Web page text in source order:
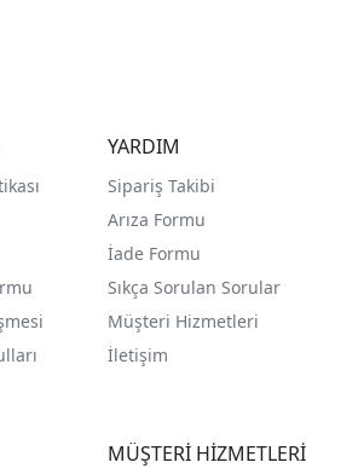
YARDIM
Sipariş Takibi
Arıza Formu
İade Formu
Sıkça Sorulan Sorular
Müşteri Hizmetleri
İletişim
MÜŞTERİ HİZMETLERİ